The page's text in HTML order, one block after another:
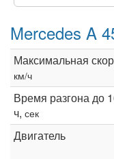
Mercedes A
Максимальная
км/ч
Время разгона до
ч, сек
Двигатель